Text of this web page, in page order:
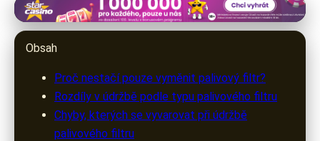
filtry-oleje.cz
Kompletní průvodce údržbou
palivového filtru: Chyby a tipy pro
motoristy
11. 3. 2026 · 10 min čtení · Autor: Radek Konečný
Obsah
Proč nestačí pouze vyměnit palivový filtr?
Rozdíly v údržbě podle typu palivového filtru
Chyby, kterých se vyvarovat při údržbě
palivového filtru